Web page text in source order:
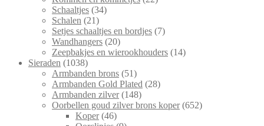
Schaaltjes 3434
Schalen 2121
producten
Setjes schaaltjes en bordjes 77
Wandhangers 2020
producten
Zeepbakjes en wierookhouders 1414
Sieraden 10381038
producten
Armbanden brons 5151
producten
Armbanden Gold Plated 2828
Armbanden zilver 148148
producten
Oorbellen goud zilver brons koper 652652
Koper 4646